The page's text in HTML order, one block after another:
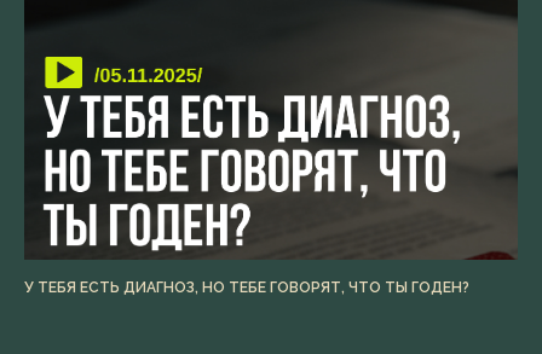
У ТЕБЯ ЕСТЬ ДИАГНОЗ, НО ТЕБЕ ГОВОРЯТ, ЧТО ТЫ ГОДЕН?